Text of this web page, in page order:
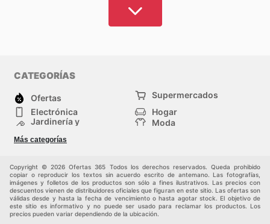
especialmente si hablamos de las marcas de más
prestigio y calidad, como Adidas, Nike, Decathlon y
Ofertas 365, reunimos para ti los mejores artículos a
los mejores precios
. Aquí podrás consultar y
comparar los precios de las marcas más populares y
encontrar descuentos que están vigentes al día de
hoy.
tanto te gusta sin invertir de más y encuentra lo que
más necesites para practicar tu deporte preferido con
gusto. Si no te consideras deportista, podrás
encontrar indumentaria muy atractiva y zapatos
CATEGORÍAS
Ofertas
Supermercados
Electrónica
Hogar
Jardinería y
Moda
Tiendas
departamentales
Otros
Más categorías
Copyright © 2026 Ofertas 365 Todos los derechos reservados. Queda prohibido
copiar o reproducir los textos sin acuerdo escrito de antemano. Las fotografías,
imágenes y folletos de los productos son sólo a fines ilustrativos. Las precios con
descuentos vienen de distribuidores oficiales que figuran en este sitio. Las ofertas son
válidas desde y hasta la fecha de vencimiento o hasta agotar stock. El objetivo de
este sitio es informativo y no puede ser usado para reclamar los productos. Los
precios pueden variar dependiendo de la ubicación.